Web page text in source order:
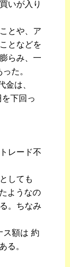
いが入り
とや、ア
となどを
らみ、一
た。
金は、
下回っ
レード不
しても
ようなの
。ちなみ
ス額は 約
る。